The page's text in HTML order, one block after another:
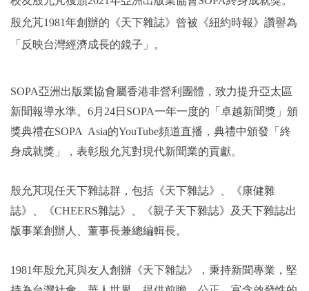
殷允芃1981年創辦的《天下雜誌》曾被《紐約時報》讚譽為
「反映台灣經濟成長的鏡子」。
SOPA亞洲出版業協會屬香港非營利團體，致力提升亞太區
新聞報導水準。6月24日SOPA一年一度的「卓越新聞獎」頒
獎典禮在SOPA Asia的YouTube頻道直播，典禮中頒發「終
身成就獎」，表彰殷允芃對現代新聞業的貢獻。
殷允芃現任天下雜誌群，包括《天下雜誌》、《康健雜
誌》、《CHEERS雜誌》、《親子天下雜誌》及天下雜誌出
版事業創辦人、董事長兼總編輯長。
1981年殷允芃與友人創辦《天下雜誌》，秉持新聞專業，堅